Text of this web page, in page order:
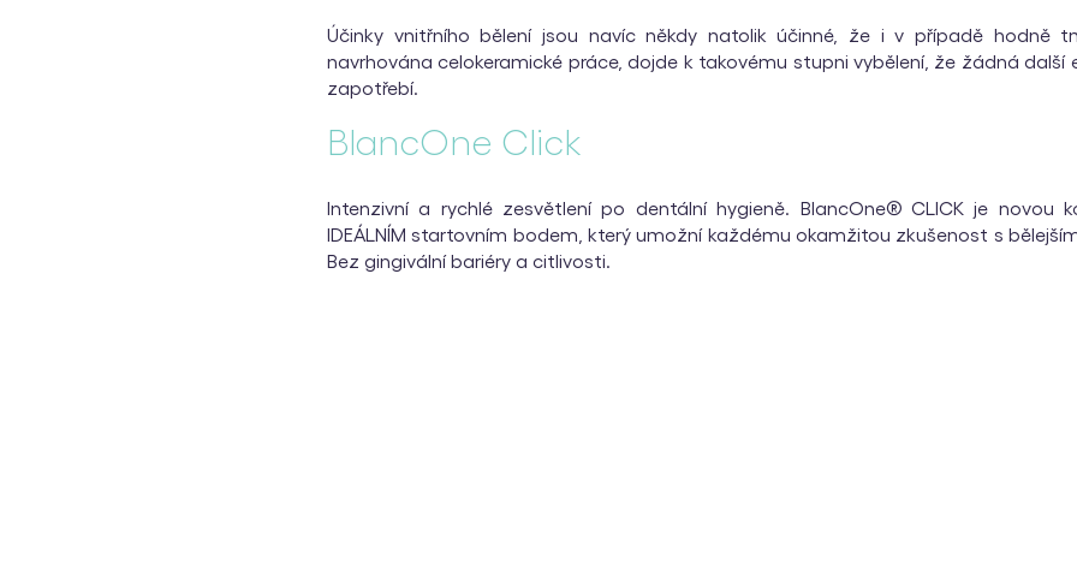
Účinky vnitřního bělení jsou navíc někdy natolik účinné, že i v případě hodně
navrhována celokeramické práce, dojde k takovému stupni vybělení, že žádná další
zapotřebí.
BlancOne Click
Intenzivní a rychlé zesvětlení po dentální hygieně. BlancOne® CLICK je novou
IDEÁLNÍM startovním bodem, který umožní každému okamžitou zkušenost s
Bez gingivální bariéry a citlivosti.